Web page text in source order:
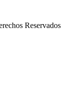
Reservados